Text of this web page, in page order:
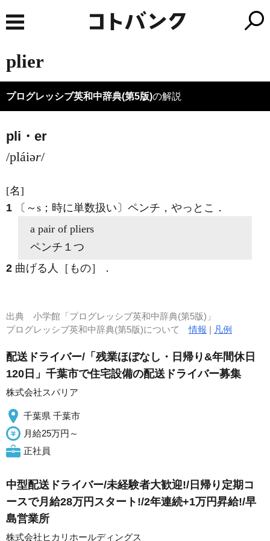
plier
プログレッシブ英和中辞典(第5版)の解説
pli・er
/pláiər/
[名]
1 〔～s；時に単数扱い〕ペンチ，やっとこ ．
a pair of pliers
ペンチ１つ
2 曲げる人［もの］ ．
出典 小学館「プログレッシブ英和中辞典(第5版)」
プログレッシブ英和中辞典(第5版)について情報 | 凡例
配送ドライバー/「残業ほぼなし・日帰り&年間休日
120日」千葉市で住宅設備の配送ドライバー募集
株式会社スパリア
千葉県 千葉市
月給25万円～
正社員
中型配送ドライバー/未経験者大歓迎!/日帰り定期コ
ースで月給28万円スタート!/2年連続+1万円昇給!/早
島営業所
株式会社ヒカリホールディングス